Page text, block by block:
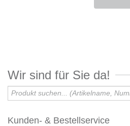
Wir sind für Sie da!
Kunden- & Bestellservice